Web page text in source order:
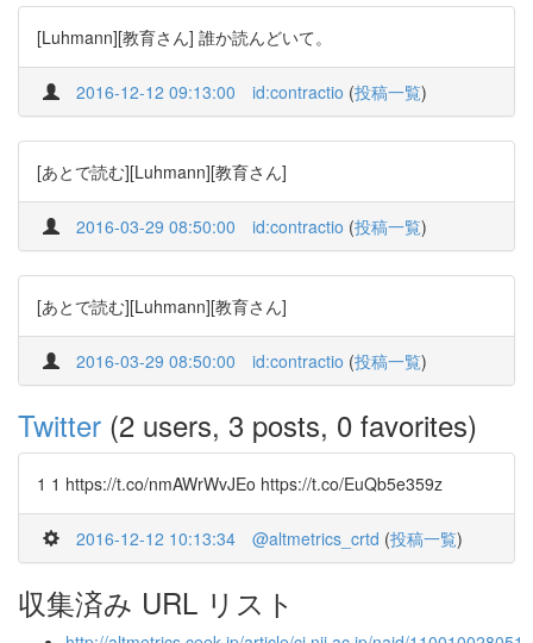
[Luhmann][教育さん] 誰か読んどいて。
2016-12-12 09:13:00 id:contractio (投稿一覧)
[あとで読む][Luhmann][教育さん]
2016-03-29 08:50:00 id:contractio (投稿一覧)
[あとで読む][Luhmann][教育さん]
2016-03-29 08:50:00 id:contractio (投稿一覧)
Twitter (2 users, 3 posts, 0 favorites)
1 1 https://t.co/nmAWrWvJEo https://t.co/EuQb5e359z
2016-12-12 10:13:34 @altmetrics_crtd (投稿一覧)
収集済み URL リスト